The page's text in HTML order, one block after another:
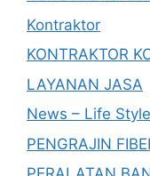
Kontraktor
KONTRAKTOR
LAYANAN JASA
News – Life Style
PENGRAJIN